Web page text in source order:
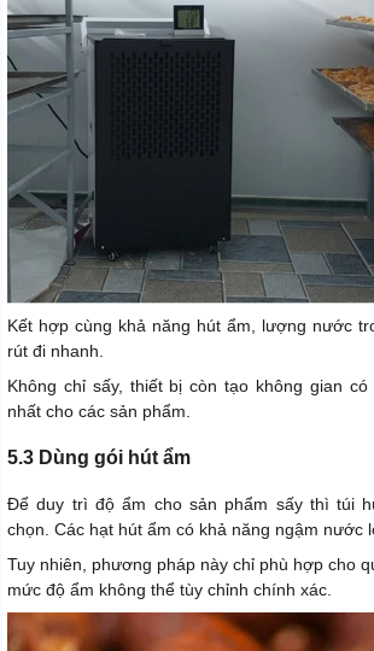
Kết hợp cùng khả năng hút ẩm, lượng nước
rút đi nhanh.
Không chỉ sấy, thiết bị còn tạo không gian
nhất cho các sản phẩm.
5.3 Dùng gói hút ẩm
Để duy trì độ ẩm cho sản phẩm sấy thì túi
chọn. Các hạt hút ẩm có khả năng ngậm nước
Tuy nhiên, phương pháp này chỉ phù hợp cho
mức độ ẩm không thể tùy chỉnh chính xác.